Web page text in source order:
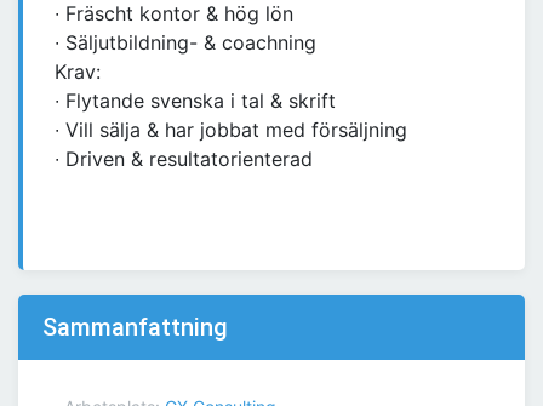
∙ Fräscht kontor & hög lön
∙ Säljutbildning- & coachning
Krav:
∙ Flytande svenska i tal & skrift
∙ Vill sälja & har jobbat med försäljning
∙ Driven & resultatorienterad
Sammanfattning